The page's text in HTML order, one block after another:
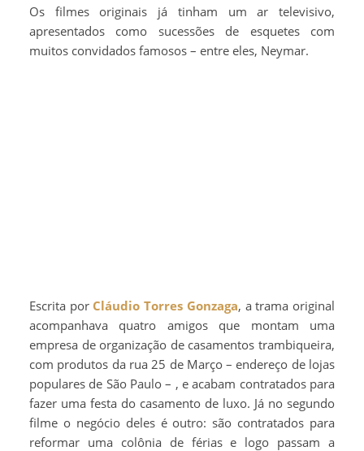
Os filmes originais já tinham um ar televisivo,
apresentados como sucessões de esquetes com
muitos convidados famosos – entre eles, Neymar.
Escrita por Cláudio Torres Gonzaga, a trama original
acompanhava quatro amigos que montam uma
empresa de organização de casamentos trambiqueira,
com produtos da rua 25 de Março – endereço de lojas
populares de São Paulo – , e acabam contratados para
fazer uma festa do casamento de luxo. Já no segundo
filme o negócio deles é outro: são contratados para
reformar uma colônia de férias e logo passam a